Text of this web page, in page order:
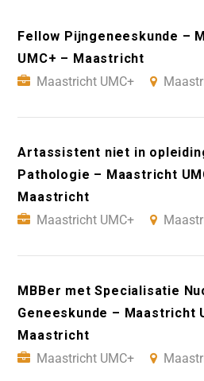
Fellow Pijngeneeskunde –
UMC+ – Maastricht
Maastricht UMC+
Artassistent niet in
Pathologie – Maastricht
Maastricht
Maastricht UMC+
MBBer met Specialisatie
Geneeskunde – Maastricht
Maastricht
Maastricht UMC+